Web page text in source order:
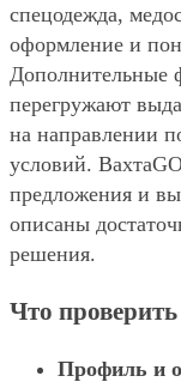
спецодежда,
оформление и
Дополнительные
перегружают
на направлении
условий.
предложения и
описаны
решения.
Что
Профиль и